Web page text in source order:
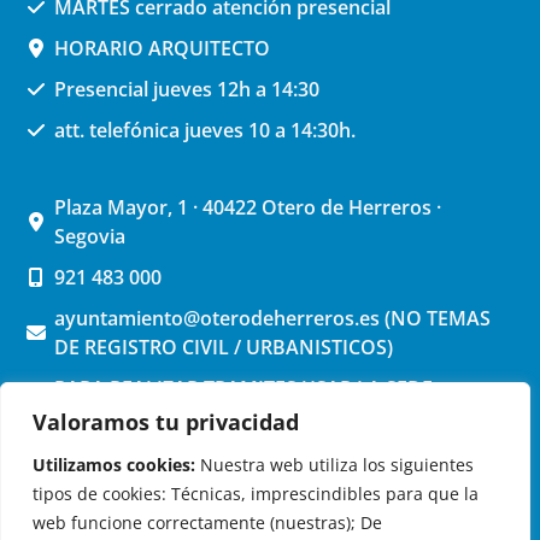
Valoramos tu privacidad
Utilizamos cookies: Nuestra web utiliza los siguientes
tipos de cookies: Técnicas, imprescindibles para que la
web funcione correctamente (nuestras); De
MARTES cerrado atención presencial
HORARIO ARQUITECTO
Presencial jueves 12h a 14:30
att. telefónica jueves 10 a 14:30h.
Plaza Mayor, 1 · 40422 Otero de Herreros ·
Segovia
921 483 000
ayuntamiento@oterodeherreros.es (NO TEMAS
DE REGISTRO CIVIL / URBANISTICOS)
PARA REALIZAR TRAMITES USAR LA SEDE
ELECTRONICA (pinchar aquí)